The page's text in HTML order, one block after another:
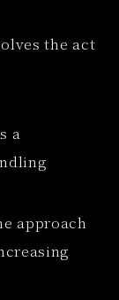
the act
a
approach